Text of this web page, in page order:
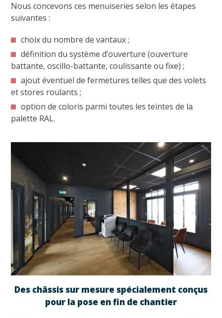
Nous concevons ces menuiseries selon les étapes
suivantes :
choix du nombre de vantaux ;
définition du système d’ouverture (ouverture
battante, oscillo-battante, coulissante ou fixe) ;
ajout éventuel de fermetures telles que des volets
et stores roulants ;
option de coloris parmi toutes les teintes de la
palette RAL.
Des châssis sur mesure spécialement conçus
pour la pose en fin de chantier